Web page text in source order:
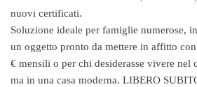
nuovi certificati.
Soluzione ideale per famiglie numerose,
un oggetto pronto da mettere in affitto
€ mensili o per chi desiderasse vivere nel
ma in una casa moderna. LIBERO